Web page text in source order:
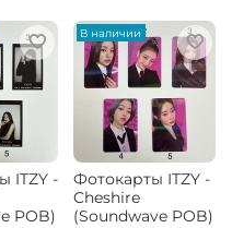
ITZY -
POB)
В наличии
Фотокарты ITZY -
Cheshire
(Soundwave POB)